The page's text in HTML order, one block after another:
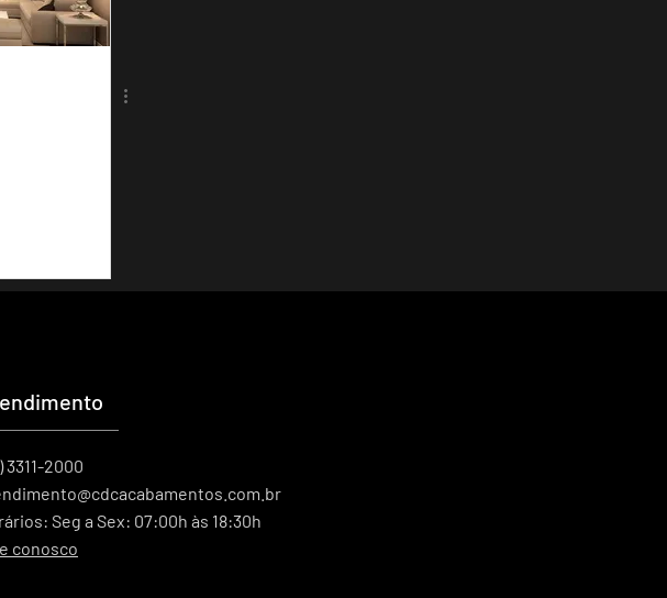
3311-2000
Seg a Sex: 07:00h às 18:30h
conosco